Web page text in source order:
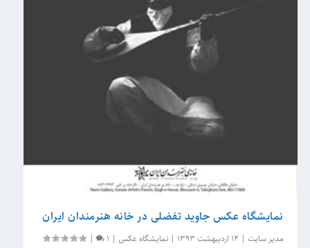
نمایشگاه عکس جاوید تفضلی در خانه هنرمندان ایران
مدیر سایت | 14 اردیبهشت 1393 |نمایشگاه عکس |
1
|